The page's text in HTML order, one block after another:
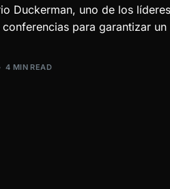
Duckerman, uno de los
para garantizar un
4 MIN READ